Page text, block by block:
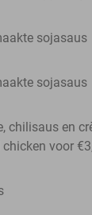
sojasaus
sojasaus
chilisaus en
voor